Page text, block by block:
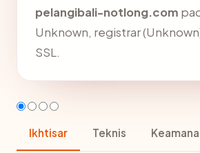
pelangibali-notlong.com
Unknown, registrar
SSL.
Ikhtisar Teknis